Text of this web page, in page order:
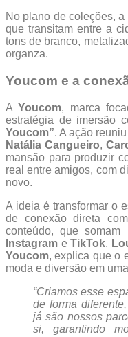
No plano de coleções,
que transitam entre a
tons de branco,
organza.
Youcom e a
AYoucom, marca
estratégia de imersão
Youcom”. A ação
Natália Cangueiro,
mansão para produzir
real entre amigos, com
novo.
A ideia é transformar o
de conexão direta
conteúdo, que
Instagram e TikTok.
Youcom, explica que o
moda e diversão em
“Criamos esse
de forma
já são nossos
si, garantindo